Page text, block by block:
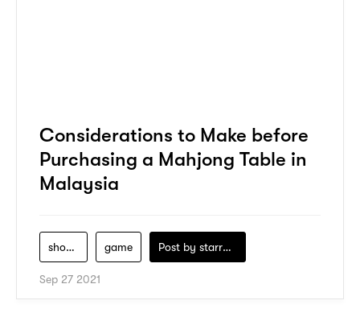
Considerations to Make before
Purchasing a Mahjong Table in
Malaysia
shopping game Post by starry1989
Sep 27 2021